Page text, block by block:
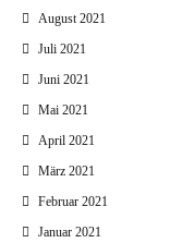
August 2021
Juli 2021
Juni 2021
Mai 2021
April 2021
März 2021
Februar 2021
Januar 2021